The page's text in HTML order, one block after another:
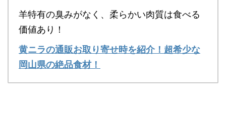
羊特有の臭みがなく、柔らかい肉質は食べる
価値あり！
黄ニラの通販お取り寄せ時を紹介！超希少な
岡山県の絶品食材！